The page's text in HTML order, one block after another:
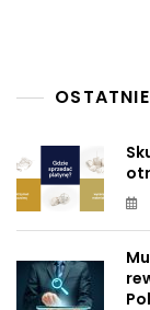
OSTATNIE